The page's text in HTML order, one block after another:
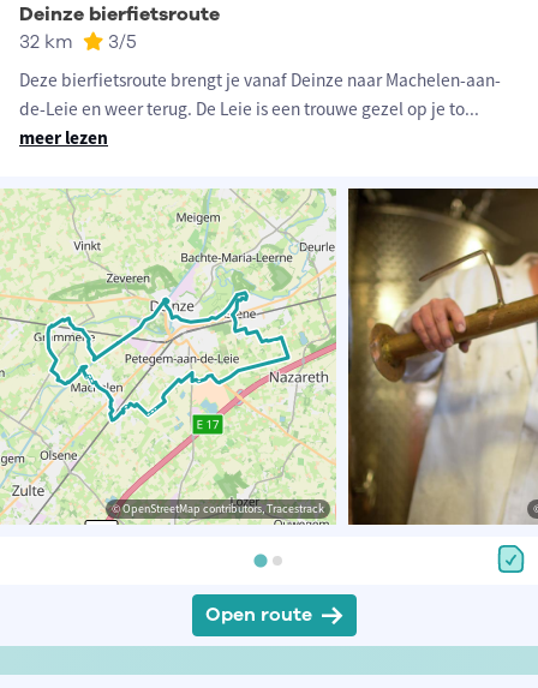
Deinze bierfietsroute
32 km 3/5
Deze bierfietsroute brengt je vanaf Deinze naar Machelen-aan-
de-Leie en weer terug. De Leie is een trouwe gezel op je to...
meer lezen
© OpenStreetMap contributors, Tracestrack
Open route